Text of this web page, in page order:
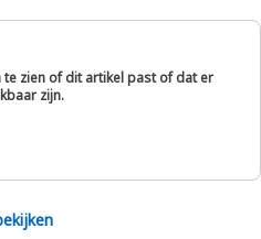
zien of dit artikel past of dat er
zijn.